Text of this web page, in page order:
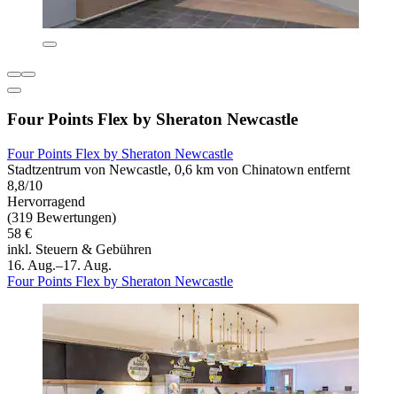
Four Points Flex by Sheraton Newcastle
Four Points Flex by Sheraton Newcastle
Stadtzentrum von Newcastle, 0,6 km von Chinatown entfernt
8,8/10
Hervorragend
(319 Bewertungen)
58 €
inkl. Steuern & Gebühren
16. Aug.–17. Aug.
Four Points Flex by Sheraton Newcastle